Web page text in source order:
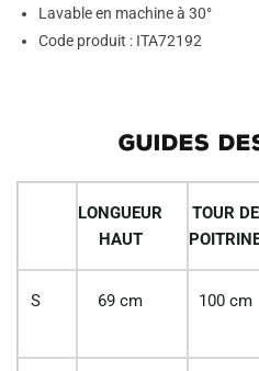
Lavable en machine à 30°
Code produit : ITA72192
GUIDES
LONGUEUR
HAUT
TOUR DE
S 69 cm 100 cm